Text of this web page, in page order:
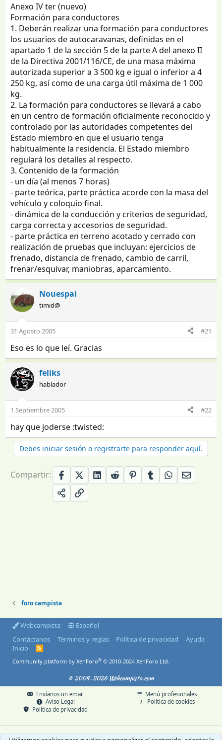
Anexo IV ter (nuevo)
Formación para conductores
1. Deberán realizar una formación para conductores
los usuarios de autocaravanas, definidas en el
apartado 1 de la sección 5 de la parte A del anexo II
de la Directiva 2001/116/CE, de una masa máxima
autorizada superior a 3 500 kg e igual o inferior a 4
250 kg, así como de una carga útil máxima de 1 000
kg.
2. La formación para conductores se llevará a cabo
en un centro de formación oficialmente reconocido y
controlado por las autoridades competentes del
Estado miembro en que el usuario tenga
habitualmente la residencia. El Estado miembro
regulará los detalles al respecto.
3. Contenido de la formación
- un día (al menos 7 horas)
- parte teórica, parte práctica acorde con la masa del
vehículo y coloquio final.
- dinámica de la conducción y criterios de seguridad,
carga correcta y accesorios de seguridad.
- parte práctica en terreno acotado y cerrado con
realización de pruebas que incluyan: ejercicios de
frenado, distancia de frenado, cambio de carril,
frenar/esquivar, maniobras, aparcamiento.
Nouespai
timid@
31 Agosto 2005 #21
Eso es lo que leí. Gracias
feliks
hablador
1 Septiembre 2005 #22
hay que joderse :twisted:
Debes iniciar sesión o registrarte para responder aquí.
Compartir:
foro campista
Webcampista
Español
Contáctanos
Términos y reglas Política de privacidad
Ayuda
Inicio
R
S
Community platform by XenForo® © 2010-2024 XenForo Ltd.
© 2004-2026 Webcampista.com
Envíanos un email
Aviso Legal
Política de privacidad
Menú profesionales
Política de cookies